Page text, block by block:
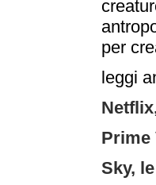
per
leggi
Prime
Sky,